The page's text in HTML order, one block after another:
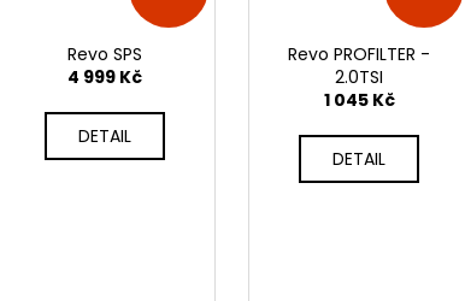
Revo SPS
4 999 Kč
DETAIL
Revo PROFILTER -
2.0TSI
1 045 Kč
DETAIL